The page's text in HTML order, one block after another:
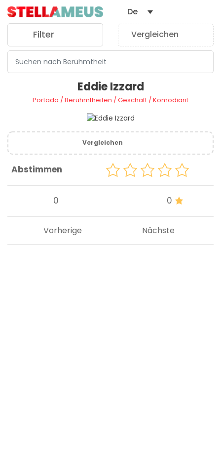
Filter Vergleichen
De
Eddie Izzard
Portada /Berühmtheiten /Geschäft /Komödiant
Vergleichen
Abstimmen
0 0
Nächste
Vorherige